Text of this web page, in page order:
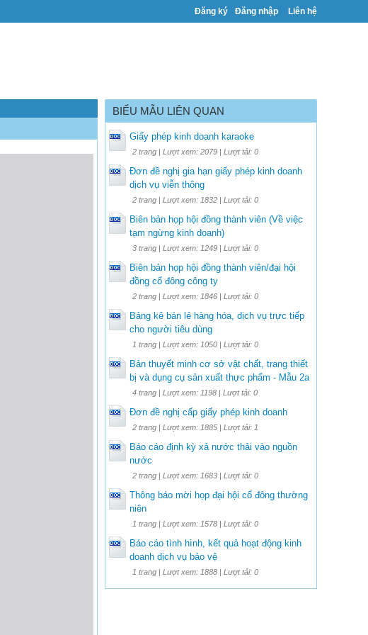
Đăng ký Đăng nhập Liên hệ
BIỂU MẪU LIÊN QUAN
Giấy phép kinh doanh karaoke
2 trang | Lượt xem: 2079 | Lượt tải: 0
Đơn đề nghị gia hạn giấy phép kinh doanh
dịch vụ viễn thông
2 trang | Lượt xem: 1832 | Lượt tải: 0
Biên bản họp hội đồng thành viên (Về việc
tạm ngừng kinh doanh)
3 trang | Lượt xem: 1249 | Lượt tải: 0
Biên bản họp hội đồng thành viên/đại hội
đồng cổ đông công ty
2 trang | Lượt xem: 1846 | Lượt tải: 0
Bảng kê bán lẻ hàng hóa, dịch vụ trực tiếp
cho người tiêu dùng
1 trang | Lượt xem: 1050 | Lượt tải: 0
Bản thuyết minh cơ sở vật chất, trang thiết
bị và dụng cụ sản xuất thực phẩm - Mẫu 2a
4 trang | Lượt xem: 1198 | Lượt tải: 0
Đơn đề nghị cấp giấy phép kinh doanh
2 trang | Lượt xem: 1885 | Lượt tải: 1
Báo cáo định kỳ xả nước thải vào nguồn
nước
2 trang | Lượt xem: 1683 | Lượt tải: 0
Thông báo mời họp đại hội cổ đông thường
niên
1 trang | Lượt xem: 1578 | Lượt tải: 0
Báo cáo tình hình, kết quả hoạt động kinh
doanh dịch vụ bảo vệ
1 trang | Lượt xem: 1888 | Lượt tải: 0